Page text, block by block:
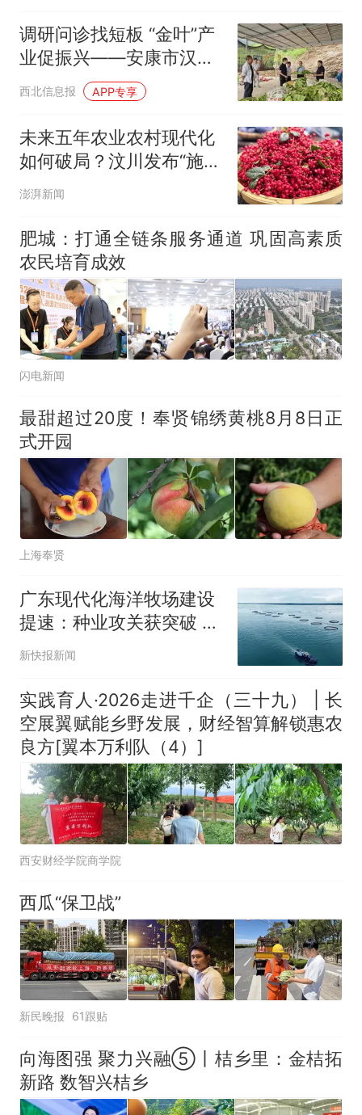
调研问诊找短板 “金叶”产
业促振兴——安康市汉滨
区农业农村局到白马石村
调研烤烟产业发展
西北信息报 APP专享
未来五年农业农村现代化
如何破局？汶川发布“施工
图”
澎湃新闻
肥城：打通全链条服务通道 巩固高素质
农民培育成效
闪电新闻
最甜超过20度！奉贤锦绣黄桃8月8日正
式开园
上海奉贤
广东现代化海洋牧场建设
提速：种业攻关获突破 千
亿投资蓝图铺开
新快报新闻
实践育人·2026走进千企（三十九） | 长
空展翼赋能乡野发展，财经智算解锁惠农
良方[翼本万利队（4）]
西安财经学院商学院
西瓜“保卫战”
新民晚报 61跟贴
向海图强 聚力兴融⑤丨桔乡里：金桔拓
新路 数智兴桔乡